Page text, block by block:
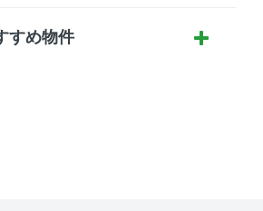
すめ物件